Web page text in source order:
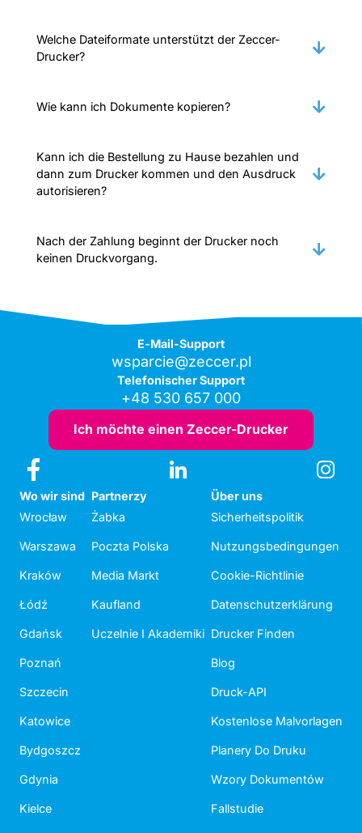
Welche Dateiformate unterstützt der Zeccer-
Drucker?
Wie kann ich Dokumente kopieren?
Kann ich die Bestellung zu Hause bezahlen und
dann zum Drucker kommen und den Ausdruck
autorisieren?
Nach der Zahlung beginnt der Drucker noch
keinen Druckvorgang.
E-Mail-Support
wsparcie@zeccer.pl
Telefonischer Support
+48 530 657 000
Ich möchte einen Zeccer-Drucker
Wo wir sind
Wrocław
Warszawa
Kraków
Łódź
Gdańsk
Poznań
Szczecin
Katowice
Bydgoszcz
Gdynia
Kielce
Partnerzy
Żabka
Poczta Polska
Media Markt
Kaufland
Uczelnie I Akademiki
Über uns
Sicherheitspolitik
Nutzungsbedingungen
Cookie-Richtlinie
Datenschutzerklärung
Drucker Finden
Blog
Druck-API
Kostenlose Malvorlagen
Planery Do Druku
Wzory Dokumentów
Fallstudie